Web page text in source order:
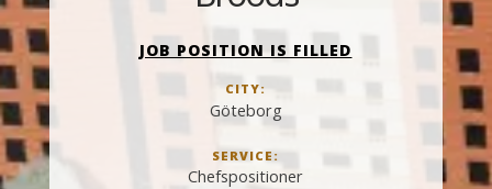
JOB POSITION IS FILLED
CITY:
Göteborg
SERVICE:
Chefspositioner